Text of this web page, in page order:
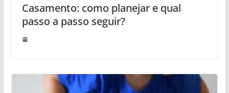
Casamento: como planejar e qual
passo a passo seguir?